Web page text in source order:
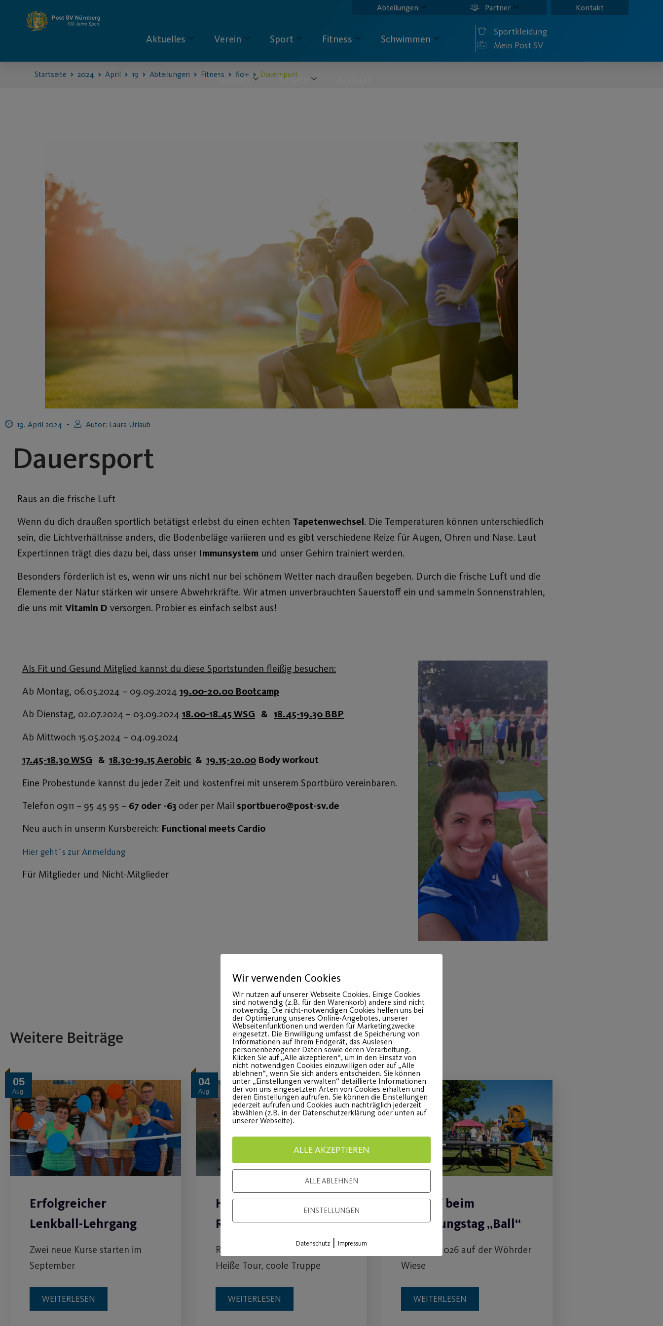
Abteilungen Partner Kontakt
Aktuelles Verein Sport Fitness Schwimmen
Specials Service
Sportkleidung
Mein Post SV
Startseite 2024 April 19 Abteilungen Fitness 60+ Dauersport
19. April 2024 Autor: Laura Urlaub
Dauersport
Raus an die frische Luft
Wenn du dich draußen sportlich betätigst erlebst du einen echten Tapetenwechsel. Die Temperaturen können unterschiedlich
sein, die Lichtverhältnisse anders, die Bodenbeläge variieren und es gibt verschiedene Reize für Augen, Ohren und Nase. Laut
Expert:innen trägt dies dazu bei, dass unser Immunsystem und unser Gehirn trainiert werden.
Besonders förderlich ist es, wenn wir uns nicht nur bei schönem Wetter nach draußen begeben. Durch die frische Luft und die
Elemente der Natur stärken wir unsere Abwehrkräfte. Wir atmen unverbrauchten Sauerstoff ein und sammeln Sonnenstrahlen,
die uns mit Vitamin D versorgen. Probier es einfach selbst aus!
Als Fit und Gesund Mitglied kannst du diese Sportstunden fleißig besuchen:
Ab Montag, 06.05.2024 – 09.09.2024 19.00-20.00 Bootcamp
Ab Dienstag, 02.07.2024 – 03.09.2024 18.00-18.45 WSG & 18.45-19.30 BBP
Ab Mittwoch 15.05.2024 – 04.09.2024
17.45-18.30 WSG & 18.30-19.15 Aerobic & 19.15-20.00 Body workout
Eine Probestunde kannst du jeder Zeit und kostenfrei mit unserem Sportbüro vereinbaren.
Telefon 0911 – 95 45 95 – 67 oder -63 oder per Mail sportbuero@post-sv.de
Neu auch in unserm Kursbereich: Functional meets Cardio
Hier geht´s zur Anmeldung
Für Mitglieder und Nicht-Mitglieder
Weitere Beiträge
05
Aug.
Erfolgreicher
Lenkball-Lehrgang
Zwei neue Kurse starten im
September
WEITERLESEN
04
Aug.
Hitzeschlacht auf zwei
Rädern
Radtourbericht vom 30.07. -
Heiße Tour, coole Truppe
WEITERLESEN
30
Juli
Post SV beim
Bewegungstag „Ball“
am 16.08.2026 auf der Wöhrder
Wiese
WEITERLESEN
Wir verwenden Cookies
Wir nutzen auf unserer Webseite Cookies. Einige Cookies
sind notwendig (z.B. für den Warenkorb) andere sind nicht
notwendig. Die nicht-notwendigen Cookies helfen uns bei
der Optimierung unseres Online-Angebotes, unserer
Webseitenfunktionen und werden für Marketingzwecke
eingesetzt. Die Einwilligung umfasst die Speicherung von
Informationen auf Ihrem Endgerät, das Auslesen
personenbezogener Daten sowie deren Verarbeitung.
Klicken Sie auf „Alle akzeptieren“, um in den Einsatz von
nicht notwendigen Cookies einzuwilligen oder auf „Alle
ablehnen“, wenn Sie sich anders entscheiden. Sie können
unter „Einstellungen verwalten“ detaillierte Informationen
der von uns eingesetzten Arten von Cookies erhalten und
deren Einstellungen aufrufen. Sie können die Einstellungen
jederzeit aufrufen und Cookies auch nachträglich jederzeit
abwählen (z.B. in der Datenschutzerklärung oder unten auf
unserer Webseite).
ALLE AKZEPTIEREN
ALLE ABLEHNEN
EINSTELLUNGEN
Datenschutz | Impressum